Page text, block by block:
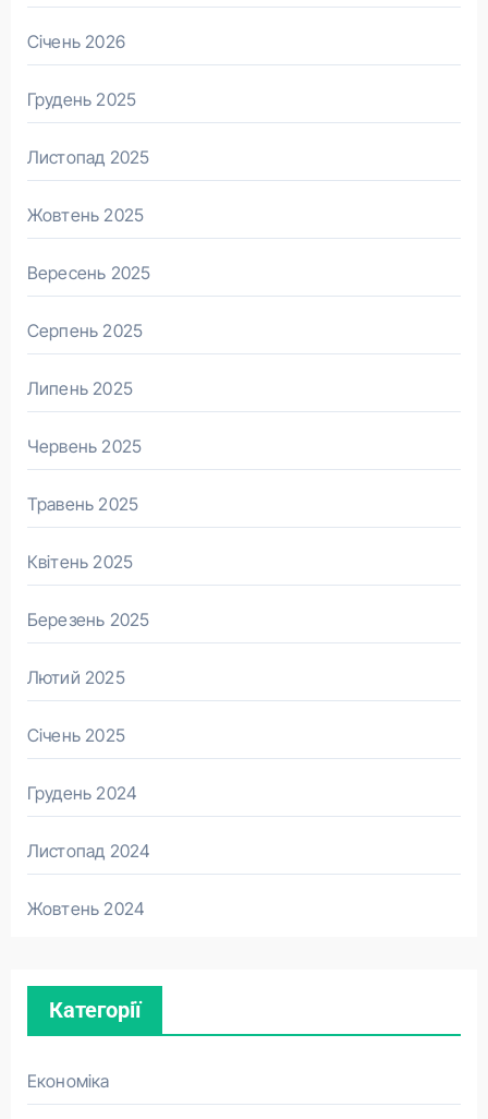
Січень 2026
Грудень 2025
Листопад 2025
Жовтень 2025
Вересень 2025
Серпень 2025
Липень 2025
Червень 2025
Травень 2025
Квітень 2025
Березень 2025
Лютий 2025
Січень 2025
Грудень 2024
Листопад 2024
Жовтень 2024
Категорії
Економіка